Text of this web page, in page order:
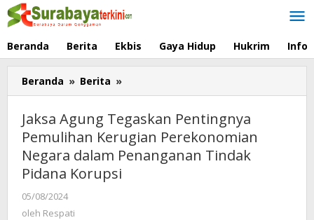
Lewati
ke
Beranda Berita Ekbis Gaya Hidup Hukrim Info
Beranda » Berita »
Agung
Tegaskan
Pentingnya
Pemulihan
Kerugian
Jaksa Agung Tegaskan Pentingnya
Pemulihan Kerugian Perekonomian
Negara dalam Penanganan Tindak
Pidana Korupsi
05/08/2024
oleh Respati